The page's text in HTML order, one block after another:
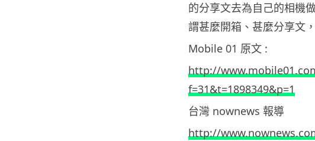
的分享文去為自己的相機
謂甚麼開箱、甚麼分享文
Mobile 01 原文 :
http://
f=31&t=1898349&p=1
台灣 nownews 報導
http://